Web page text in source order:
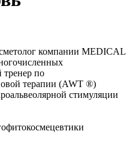
компании MEDICAL
тренер по
терапии (AWT ®)
стимуляции